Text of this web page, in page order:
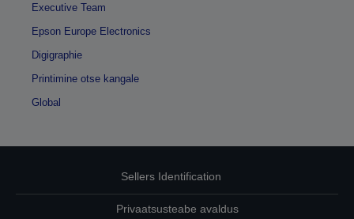
Executive Team
Epson Europe Electronics
Digigraphie
Printimine otse kangale
Global
Sellers Identification
Privaatsusteabe avaldus